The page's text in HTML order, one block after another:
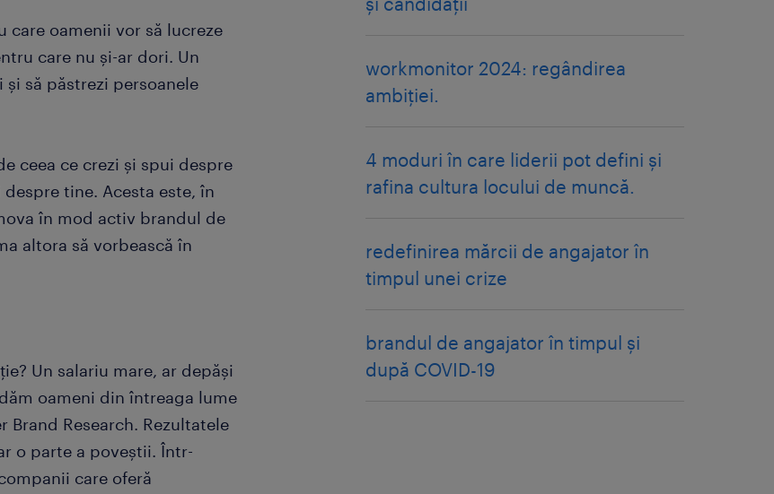
oamenii vor să lucreze
care nu și-ar dori. Un
să păstrezi persoanele
ceea ce crezi și spui despre
tine. Acesta este, în
în mod activ brandul de
altora să vorbească în
Un salariu mare, ar depăși
oameni din întreaga lume
Brand Research. Rezultatele
o parte a poveștii. Într-
care oferă
workmonitor 2024: regândirea
ambiției.
4 moduri în care liderii pot defini și
rafina cultura locului de muncă.
redefinirea mărcii de angajator în
timpul unei crize
brandul de angajator în timpul și
după COVID-19